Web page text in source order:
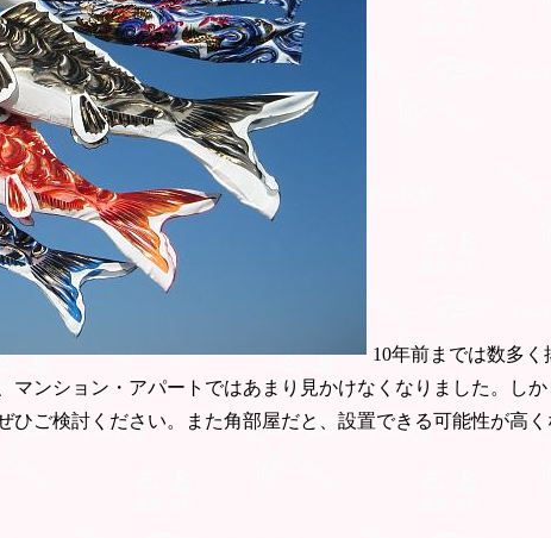
10年前までは数多
マンション・アパートではあまり見かけなくなりました。し
ひご検討ください。また角部屋だと、設置できる可能性が高